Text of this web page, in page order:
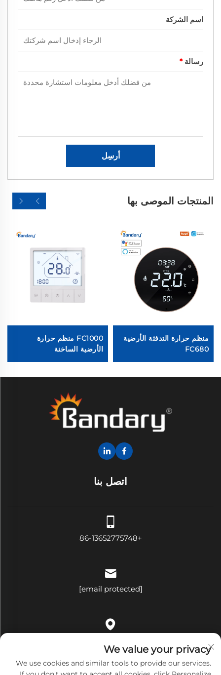
اسم الشركة
رسالة *
أرسِل
المنتجات الموصى بها
منظم حرارة التدفئة الأرضية
FC680
FC1000 منظم حرارة
الأرضية الساخنة
اتصل بنا
+86-13652775748
[email protected]
بينغهو، مقاطعة لونغغانغ، مدينة شينتشن، مقاطعة قوانغدونغ، الصين
We value your privacy
We use cookies and similar tools to provide our services.